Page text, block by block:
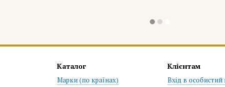
Каталог
Марки (по країнах)
Клієнтам
Вхід в особистий